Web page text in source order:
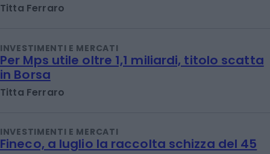
Titta Ferraro
INVESTIMENTI E MERCATI
Per Mps utile oltre 1,1 miliardi, titolo scatta
in Borsa
Titta Ferraro
INVESTIMENTI E MERCATI
Fineco, a luglio la raccolta schizza del 45